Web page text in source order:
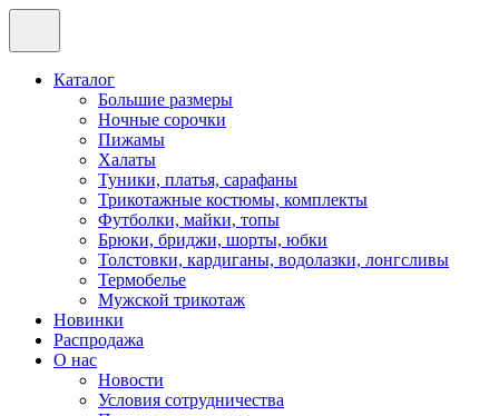
Каталог
Большие размеры
Ночные сорочки
Пижамы
Халаты
Туники, платья, сарафаны
Трикотажные костюмы, комплекты
Футболки, майки, топы
Брюки, бриджи, шорты, юбки
Толстовки, кардиганы, водолазки, лонгсливы
Термобелье
Мужской трикотаж
Новинки
Распродажа
О нас
Новости
Условия сотрудничества